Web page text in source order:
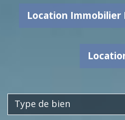
Location Immobilier
Type de bien